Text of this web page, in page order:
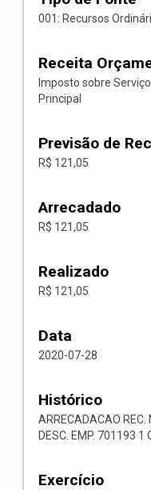
001: Recursos
Receita
Imposto sobre
Principal
Previsão de
R$ 121,05
Arrecadado
R$ 121,05
Realizado
R$ 121,05
Data
2020-07-28
Histórico
ARRECADACAO
DESC. EMP. 701193 1
Exercício